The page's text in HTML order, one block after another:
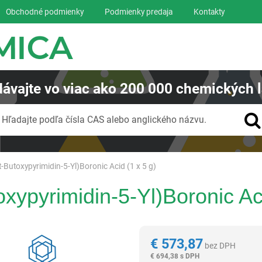
Butoxypyrimidin-5-Yl)Boronic Acid (1 x 5 g)
5-Yl)Boronic
€573,87 bez DPH
€ 694,38 s DPH
Obchodné podmienky Podmienky predaja Kontakty
vo viac ako200 000 chemických
Hľadajte podľa čísla CAS alebo anglického názvu.